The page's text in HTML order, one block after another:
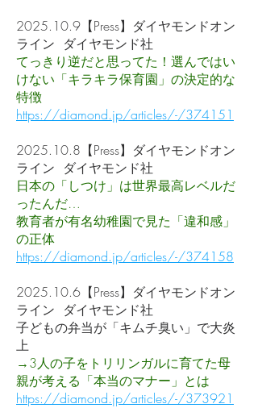
2025.10.9 【Press】ダイヤモンドオン
ライン ダイヤモンド社
てっきり逆だと思ってた！選んではい
けない「キラキラ保育園」の決定的な
特徴
https://diamond.jp/articles/-/374151
2025.10.8 【Press】ダイヤモンドオン
ライン ダイヤモンド社
日本の「しつけ」は世界最高レベルだ
ったんだ…
教育者が有名幼稚園で見た「違和感」
の正体
https://diamond.jp/articles/-/374158
2025.10.6 【Press】ダイヤモンドオン
ライン ダイヤモンド社
子どもの弁当が「キムチ臭い」で大炎
上
→3人の子をトリリンガルに育てた母
親が考える「本当のマナー」とは
https://diamond.jp/articles/-/373921